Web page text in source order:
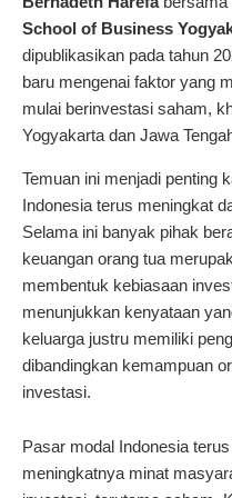
School of Business
dipublikasikan pada tahun
baru mengenai faktor yang
mulai berinvestasi saham,
Yogyakarta dan Jawa
Temuan ini menjadi penting
Indonesia terus meningkat
Selama ini banyak pihak
keuangan orang tua
membentuk kebiasaan
menunjukkan kenyataan
keluarga justru memiliki
dibandingkan kemampuan
investasi.
Pasar modal Indonesia
meningkatnya minat